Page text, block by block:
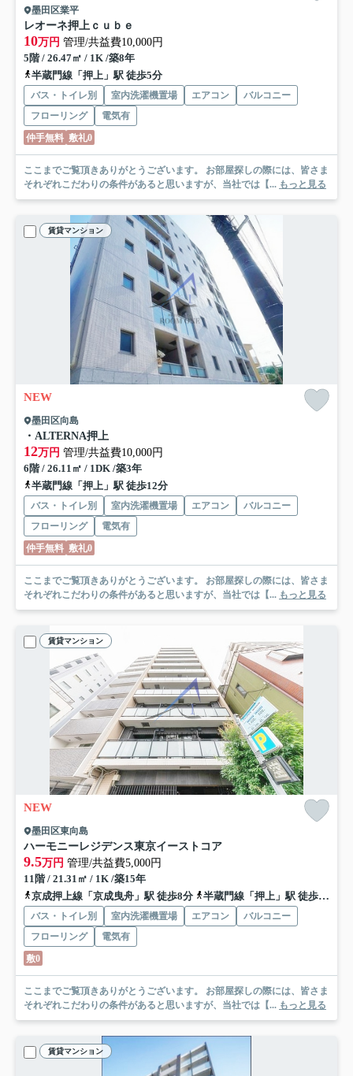
墨田区業平
レオーネ押上ｃｕｂｅ
10万円 管理/共益費10,000円
5階 / 26.47㎡ / 1K /築8年
半蔵門線「押上」駅 徒歩5分
バス・トイレ別 室内洗濯機置場 エアコン
バルコニー
フローリング
電気有
仲手無料 敷礼0
ここまでご覧頂きありがとうございます。 お部屋探しの際には、皆さま
それぞれこだわりの条件があると思いますが、当社では【... もっと見る
賃貸マンション
NEW
墨田区向島
・ALTERNA押上
12万円 管理/共益費10,000円
6階 / 26.11㎡ / 1DK /築3年
半蔵門線「押上」駅 徒歩12分
バス・トイレ別 室内洗濯機置場 エアコン
バルコニー
フローリング
電気有
仲手無料 敷礼0
ここまでご覧頂きありがとうございます。 お部屋探しの際には、皆さま
それぞれこだわりの条件があると思いますが、当社では【... もっと見る
賃貸マンション
NEW
墨田区東向島
ハーモニーレジデンス東京イーストコア
9.5万円 管理/共益費5,000円
11階 / 21.31㎡ / 1K /築15年
京成押上線「京成曳舟」駅 徒歩8分
半蔵門線「押上」駅 徒歩13分
バス・トイレ別 室内洗濯機置場 エアコン
バルコニー
フローリング
電気有
敷0
ここまでご覧頂きありがとうございます。 お部屋探しの際には、皆さま
それぞれこだわりの条件があると思いますが、当社では【... もっと見る
賃貸マンション